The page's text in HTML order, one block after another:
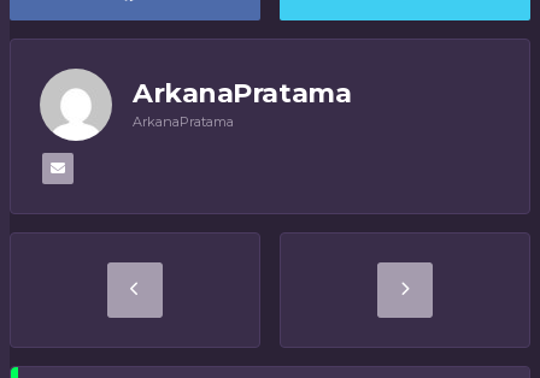
ArkanaPratama
ArkanaPratama